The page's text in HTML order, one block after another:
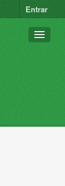
Entrar